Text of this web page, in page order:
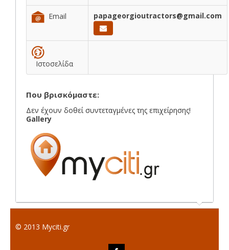
Email papageorgioutractors@gmail.com
Ιστοσελίδα
Που βρισκόμαστε:
Δεν έχουν δοθεί συντεταγμένες της επιχείρησης!
Gallery
© 2013 Myciti.gr